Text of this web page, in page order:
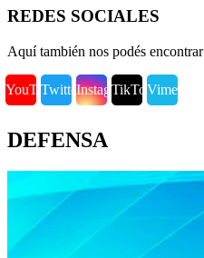
REDES SOCIALES
Aquí también nos podés encontrar
YouTubeTwitterInstagramTikTokVimeo
DEFENSA